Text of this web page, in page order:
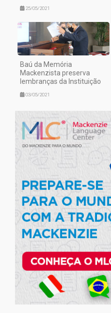
25/05/2021
Baú da Memória
Mackenzista preserva
lembranças da Instituição
03/05/2021